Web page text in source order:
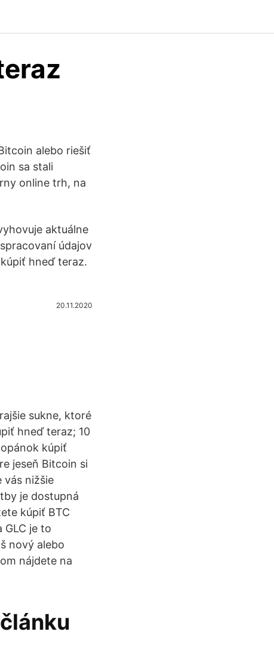
alebo riešiť
sa stali
online trh, na
aktuálne
údajov
hneď teraz.
20.11.2020
sukne, ktoré
hneď teraz; 10
kúpiť
jeseň Bitcoin si
vás nižšie
je dostupná
kúpiť BTC
je to
nový alebo
nájdete na